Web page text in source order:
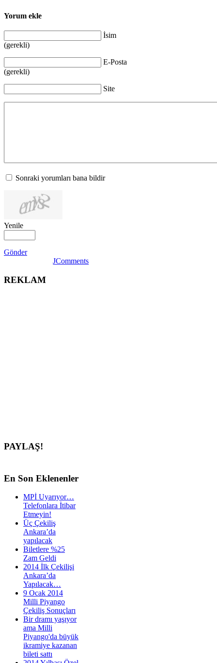
Yorum ekle
İsim
(gerekli)
E-Posta
(gerekli)
Site
Sonraki yorumları bana bildir
Yenile
Gönder
JComments
REKLAM
PAYLAŞ!
En Son Eklenenler
MPİ Uyarıyor…
Telefonlara İtibar
Etmeyin!
Üç Çekiliş
Ankara’da
yapılacak
Biletlere %25
Zam Geldi
2014 İlk Çekilişi
Ankara’da
Yapılacak…
9 Ocak 2014
Milli Piyango
Çekiliş Sonuçları
Bir dramı yaşıyor
ama Milli
Piyango'da büyük
ikramiye kazanan
bileti sattı